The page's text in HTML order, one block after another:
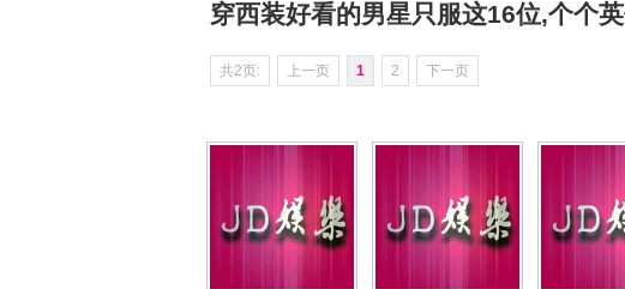
穿西装好看的男星只服这16位,个个
共2页: 上一页 1 2 下一页